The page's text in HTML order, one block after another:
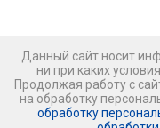
Данный сайт носит
ни при каких
Продолжая работу с
на обработку
обработку